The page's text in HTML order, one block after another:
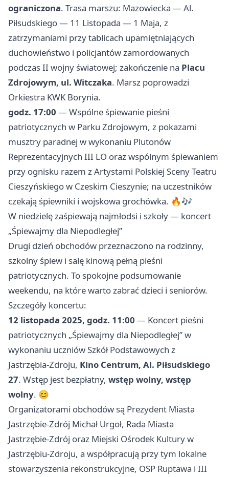
ograniczona. Trasa marszu: Mazowiecka — Al.
Piłsudskiego — 11 Listopada — 1 Maja, z
zatrzymaniami przy tablicach upamiętniających
duchowieństwo i policjantów zamordowanych
podczas II wojny światowej; zakończenie na Placu
Zdrojowym, ul. Witczaka. Marsz poprowadzi
Orkiestra KWK Borynia.
godz. 17:00 — Wspólne śpiewanie pieśni
patriotycznych w Parku Zdrojowym, z pokazami
musztry paradnej w wykonaniu Plutonów
Reprezentacyjnych III LO oraz wspólnym śpiewaniem
przy ognisku razem z Artystami Polskiej Sceny Teatru
Cieszyńskiego w Czeskim Cieszynie; na uczestników
czekają śpiewniki i wojskowa grochówka. 🔥🎶
W niedzielę zaśpiewają najmłodsi i szkoły — koncert
„Śpiewajmy dla Niepodległej”
Drugi dzień obchodów przeznaczono na rodzinny,
szkolny śpiew i salę kinową pełną pieśni
patriotycznych. To spokojne podsumowanie
weekendu, na które warto zabrać dzieci i seniorów.
Szczegóły koncertu:
12 listopada 2025, godz. 11:00 — Koncert pieśni
patriotycznych „Śpiewajmy dla Niepodległej” w
wykonaniu uczniów Szkół Podstawowych z
Jastrzębia‑Zdroju, Kino Centrum, Al. Piłsudskiego
27. Wstęp jest bezpłatny, wstęp wolny, wstęp
wolny. 😊
Organizatorami obchodów są Prezydent Miasta
Jastrzębie‑Zdrój Michał Urgoł, Rada Miasta
Jastrzębie‑Zdrój oraz Miejski Ośrodek Kultury w
Jastrzębiu‑Zdroju, a współpracują przy tym lokalne
stowarzyszenia rekonstrukcyjne, OSP Ruptawa i III